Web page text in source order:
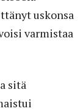
uskonsa
varmistaa
sitä